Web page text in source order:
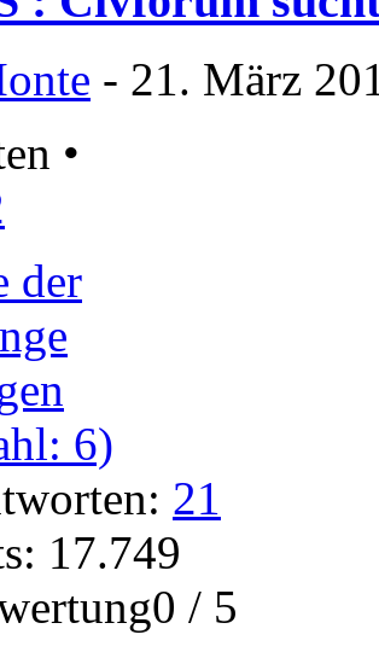
- 21. März
•
21
17.749
/ 5